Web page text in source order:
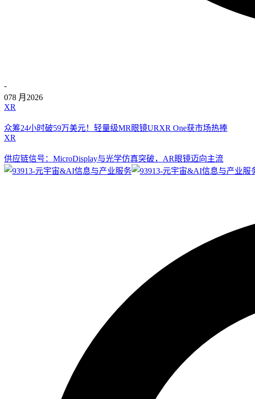
-
078 月 2026
XR
众筹24小时破59万美元！轻量级MR眼镜URXR One获市场热捧
XR
供应链信号：MicroDisplay与光学仿真突破，AR眼镜迈向主流